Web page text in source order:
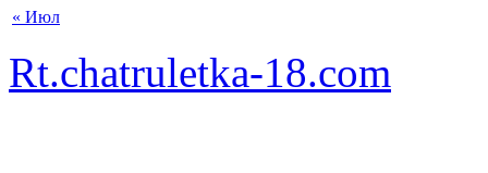
« Июл
Rt.chatruletka-18.com